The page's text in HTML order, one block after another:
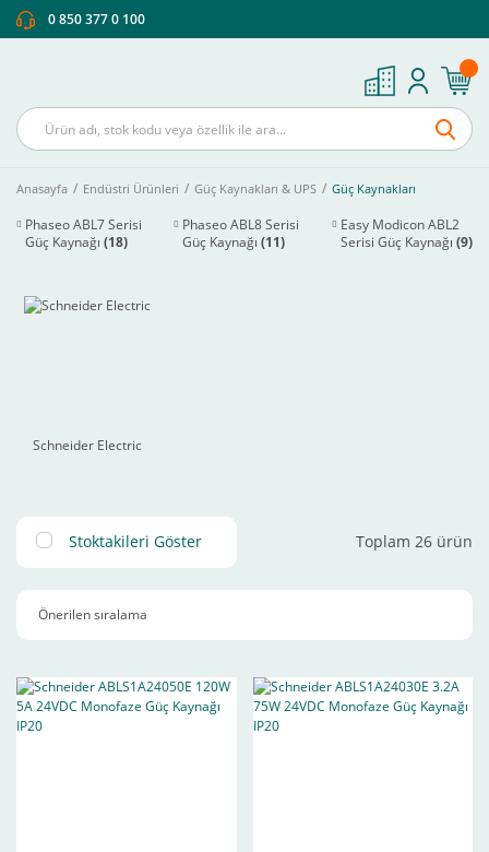
0 850 377 0 100
Anasayfa Endüstri Ürünleri Güç Kaynakları & UPS Güç Kaynakları
Phaseo ABL7 Serisi
Güç Kaynağı (18)
Phaseo ABL8 Serisi
Güç Kaynağı(11)
Easy Modicon ABL2
Serisi Güç Kaynağı (9)
Schneider Electric
Stoktakileri Göster Toplam 26 ürün